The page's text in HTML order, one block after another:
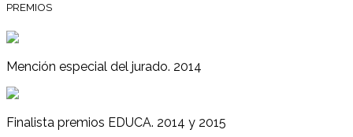
PREMIOS
Mención especial del jurado. 2014
Finalista premios EDUCA. 2014 y 2015